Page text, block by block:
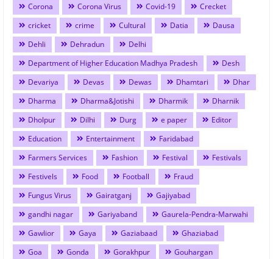
Corona
Corona Virus Covid-19
Crecket
cricket
crime Cultural Datia
Dausa
Dehli
Dehradun
Delhi
Department of Higher Education Madhya Pradesh
Desh
Devariya
Devas Dewas Dhamtari
Dhar
Dharma
Dharma&Jotishi Dharmik
Dharnik
Dholpur
Dilhi Durg e paper
Editor
Education
Entertainment
Faridabad
Farmers Services
Fashion Festival
Festivals
Festivels
Food Football
Fraud
Fungus Virus
Gairatganj
Gajiyabad
gandhi nagar
Gariyaband
Gaurela-Pendra-Marwahi
Gawlior
Gaya Gaziabaad
Ghaziabad
Goa
Gonda Gorakhpur
Gouhargan